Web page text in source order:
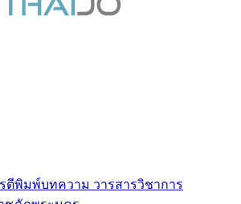
ตีพิมพ์บทความ วารสารวิชาการ